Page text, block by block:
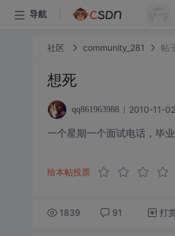
导航
社区 community_281 帖
想死
qq861963988 2010-11-
一个星期一个面试电话，毕
给本帖投票
1839 91 打